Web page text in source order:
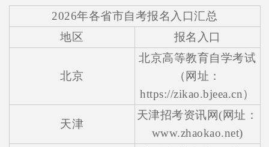
2026年各省市自考报名入口汇总
地区
报名入口
北京
北京高等教育自学考试
（网址：
https://zikao.bjeea.cn）
天津
天津招考资讯网(网址：
www.zhaokao.net)